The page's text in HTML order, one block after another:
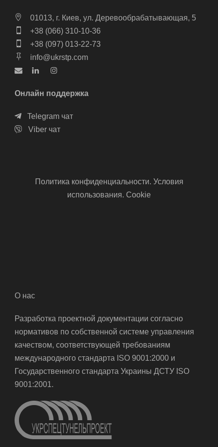
01013, г. Киев, ул. Деревообрабатывающая, 5
+38 (066) 310-10-36
+38 (097) 013-22-73
info@ukrstp.com
Онлайн поддержка
Telegram чат
Viber чат
Политика конфиденциальности. Условия
использования. Cookie
О нас
Разработка проектной документации согласно
нормативов по собственной системе управления
качеством, соответствующей требованиям
международного стандарта ISO 9001:2000 и
Государственного стандарта Украины ДСТУ ISO
9001:2001.